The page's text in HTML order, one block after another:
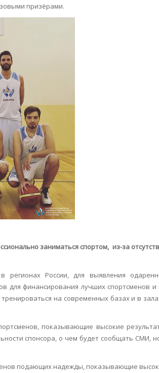
призёрами.
заниматься спортом, из-за
регионах России, для выявления
для финансирования лучших спортсменов и
на современных базах и в
показывающие высокие
спонсора, о чем будет сообщать СМИ,
подающих надежды, показывающие